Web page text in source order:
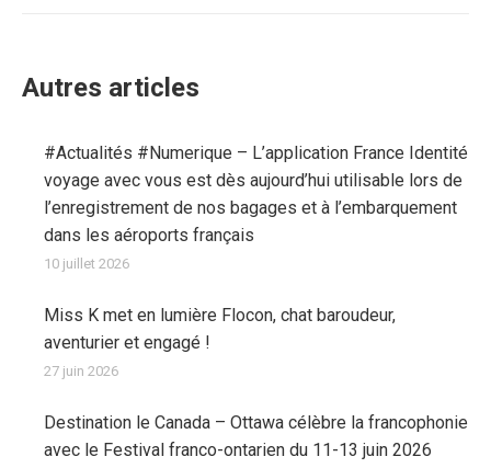
Autres articles
#Actualités #Numerique – L’application France Identité
voyage avec vous est dès aujourd’hui utilisable lors de
l’enregistrement de nos bagages et à l’embarquement
dans les aéroports français
10 juillet 2026
Miss K met en lumière Flocon, chat baroudeur,
aventurier et engagé !
27 juin 2026
Destination le Canada – Ottawa célèbre la francophonie
avec le Festival franco-ontarien du 11-13 juin 2026